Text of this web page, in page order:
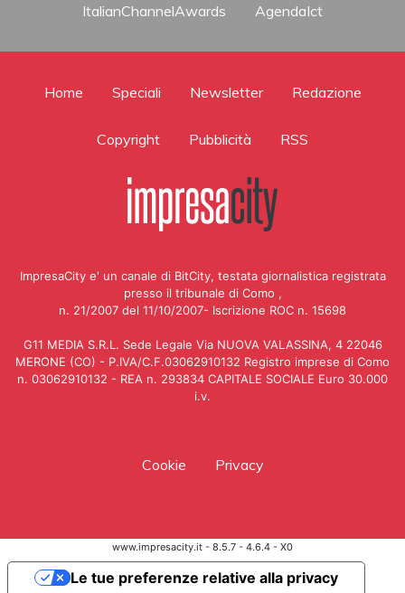
ItalianChannelAwards
AgendaIct
Home Speciali Newsletter Redazione
Copyright Pubblicità RSS
ImpresaCity e' un canale di BitCity, testata giornalistica registrata
presso il tribunale di Como ,
n. 21/2007 del 11/10/2007- Iscrizione ROC n. 15698
G11 MEDIA S.R.L. Sede Legale Via NUOVA VALASSINA, 4 22046
MERONE (CO) - P.IVA/C.F.03062910132 Registro imprese di Como
n. 03062910132 - REA n. 293834 CAPITALE SOCIALE Euro 30.000
i.v.
Cookie Privacy
www.impresacity.it - 8.5.7 - 4.6.4 - X0
Le tue preferenze relative alla privacy